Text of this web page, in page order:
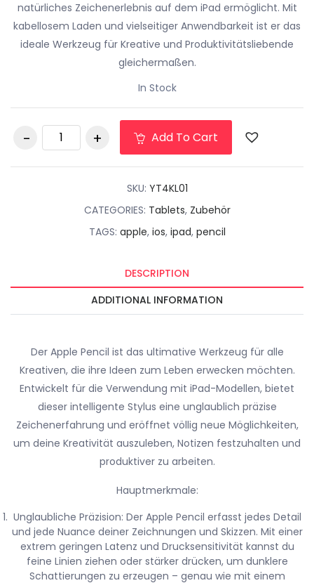
natürliches Zeichenerlebnis auf dem iPad ermöglicht. Mit
kabellosem Laden und vielseitiger Anwendbarkeit ist er das
ideale Werkzeug für Kreative und Produktivitätsliebende
gleichermaßen.
In Stock
(2.Generation)
Eingabestift Weiß
Add To Cart
SKU: YT4KL01
CATEGORIES: Tablets, Zubehör
TAGS: apple, ios, ipad, pencil
DESCRIPTION
ADDITIONAL INFORMATION
Der Apple Pencil ist das ultimative Werkzeug für alle
Kreativen, die ihre Ideen zum Leben erwecken möchten.
Entwickelt für die Verwendung mit iPad-Modellen, bietet
dieser intelligente Stylus eine unglaublich präzise
Zeichenerfahrung und eröffnet völlig neue Möglichkeiten,
um deine Kreativität auszuleben, Notizen festzuhalten und
produktiver zu arbeiten.
Hauptmerkmale:
Unglaubliche Präzision: Der Apple Pencil erfasst jedes Detail
und jede Nuance deiner Zeichnungen und Skizzen. Mit einer
extrem geringen Latenz und Drucksensitivität kannst du
feine Linien ziehen oder stärker drücken, um dunklere
Schattierungen zu erzeugen – genau wie mit einem